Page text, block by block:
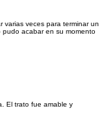
varias veces para terminar un
acabar en su momento
El trato fue amable y